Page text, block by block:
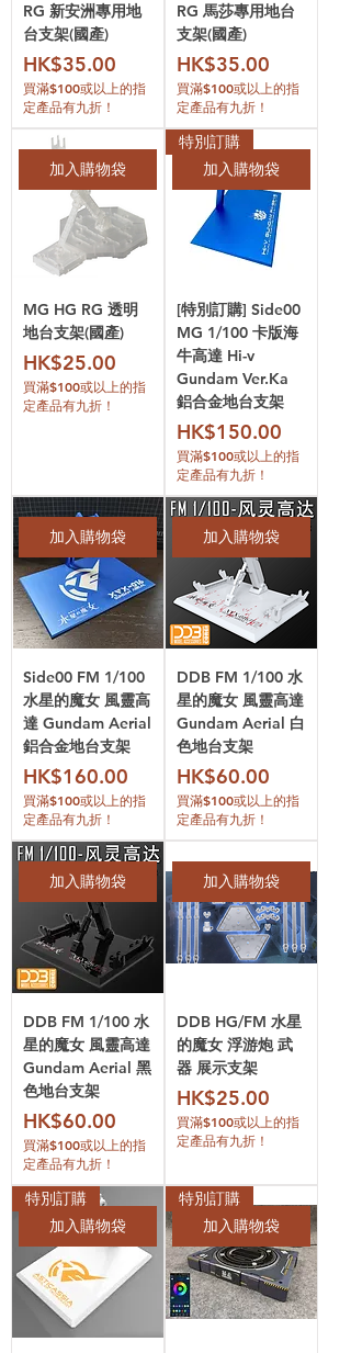
RG 新安洲專用地
台支架(國產)
價格
HK$35.00
買滿$100或以上的指
定產品有九折！
RG 馬莎專用地台
支架(國產)
價格
HK$35.00
買滿$100或以上的指
定產品有九折！
加入購物袋
MG HG RG 透明
地台支架(國產)
價格
HK$25.00
買滿$100或以上的指
定產品有九折！
加入購物袋
特別訂購
[特別訂購] Side00
MG 1/100 卡版海
牛高達 Hi-v
Gundam Ver.Ka
鋁合金地台支架
價格
HK$150.00
買滿$100或以上的指
定產品有九折！
加入購物袋
Side00 FM 1/100
水星的魔女 風靈高
達 Gundam Aerial
鋁合金地台支架
價格
HK$160.00
買滿$100或以上的指
定產品有九折！
加入購物袋
DDB FM 1/100 水
星的魔女 風靈高達
Gundam Aerial 白
色地台支架
價格
HK$60.00
買滿$100或以上的指
定產品有九折！
加入購物袋
DDB FM 1/100 水
星的魔女 風靈高達
Gundam Aerial 黑
色地台支架
價格
HK$60.00
買滿$100或以上的指
定產品有九折！
加入購物袋
DDB HG/FM 水星
的魔女 浮游炮 武
器 展示支架
價格
HK$25.00
買滿$100或以上的指
定產品有九折！
加入購物袋
特別訂購
加入購物袋
特別訂購